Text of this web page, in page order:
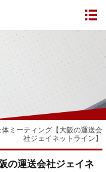
体ミーティング【大阪の運送会
社ジェイネットライン】
の運送会社ジェイネ